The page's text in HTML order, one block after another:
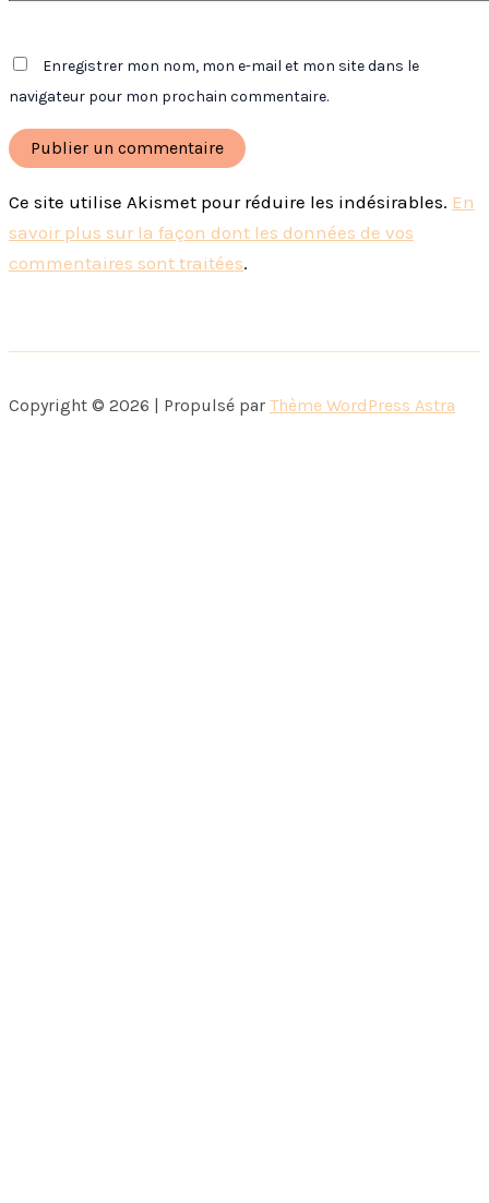
Enregistrer mon nom, mon e-mail et mon site dans le
navigateur pour mon prochain commentaire.
Ce site utilise Akismet pour réduire les indésirables. En
savoir plus sur la façon dont les données de vos
commentaires sont traitées.
Copyright © 2026 | Propulsé par Thème WordPress Astra